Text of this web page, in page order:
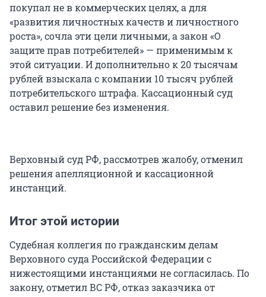
покупал не в коммерческих целях, а для
«развития личностных качеств и личностного
роста», сочла эти цели личными, а закон «О
защите прав потребителей» — применимым к
этой ситуации. И дополнительно к 20 тысячам
рублей взыскала с компании 10 тысяч рублей
потребительского штрафа. Кассационный суд
оставил решение без изменения.
Верховный суд РФ, рассмотрев жалобу, отменил
решения апелляционной и кассационной
инстанций.
Итог этой истории
Судебная коллегия по гражданским делам
Верховного суда Российской Федерации с
нижестоящими инстанциями не согласилась. По
закону, отметил ВС РФ, отказ заказчика от